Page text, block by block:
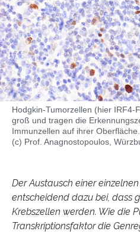
Hodgkin-Tumorzellen (hier IRF4-
groß und tragen die
Immunzellen auf ihrer Oberfläche.
(c) Prof. Anagnostopoulos,
Der Austausch einer
entscheidend dazu bei, dass
Krebszellen werden. Wie die
Transkriptionsfaktor die